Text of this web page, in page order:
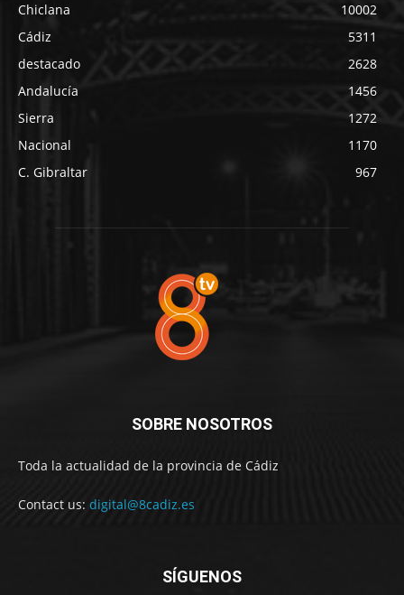
Chiclana
10002
Cádiz
5311
destacado
2628
Andalucía
1456
Sierra
1272
Nacional
1170
C. Gibraltar
967
SOBRE NOSOTROS
Toda la actualidad de la provincia de Cádiz
Contact us: digital@8cadiz.es
SÍGUENOS